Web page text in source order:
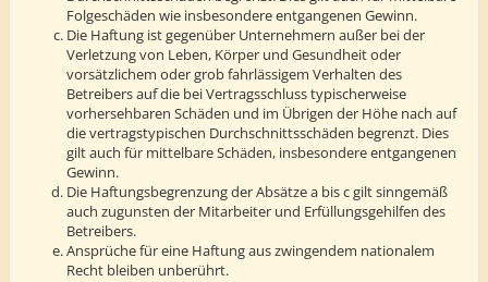
Folgeschäden wie insbesondere entgangenen Gewinn.
Die Haftung ist gegenüber Unternehmern außer bei der
Verletzung von Leben, Körper und Gesundheit oder
vorsätzlichem oder grob fahrlässigem Verhalten des
Betreibers auf die bei Vertragsschluss typischerweise
vorhersehbaren Schäden und im Übrigen der Höhe nach auf
die vertragstypischen Durchschnittsschäden begrenzt. Dies
gilt auch für mittelbare Schäden, insbesondere entgangenen
Gewinn.
Die Haftungsbegrenzung der Absätze a bis c gilt sinngemäß
auch zugunsten der Mitarbeiter und Erfüllungsgehilfen des
Betreibers.
Ansprüche für eine Haftung aus zwingendem nationalem
Recht bleiben unberührt.